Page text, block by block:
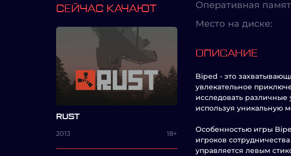
СЕЙЧАС КАЧАЮТ
RUST
2013 18+
Оперативная
Место на диске:
ОПИСАНИЕ
Biped - это
увлекательное
исследовать различные
используя уникальную
Особенностью игры
игроков
управляется левым